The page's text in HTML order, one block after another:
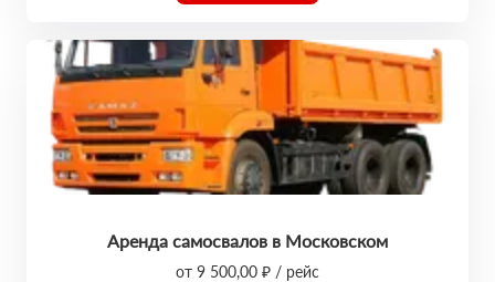
Аренда самосвалов в Московском
от 9 500,00 ₽ / рейс